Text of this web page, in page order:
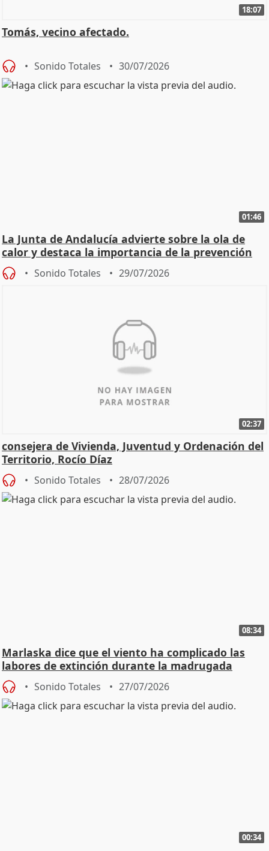
18:07
Tomás, vecino afectado.
Sonido Totales 30/07/2026
01:46
La Junta de Andalucía advierte sobre la ola de
calor y destaca la importancia de la prevención
Sonido Totales 29/07/2026
02:37
consejera de Vivienda, Juventud y Ordenación del
Territorio, Rocío Díaz
Sonido Totales 28/07/2026
08:34
Marlaska dice que el viento ha complicado las
labores de extinción durante la madrugada
Sonido Totales 27/07/2026
00:34